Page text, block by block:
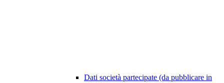
Dati società partecipate (da pubblicare in